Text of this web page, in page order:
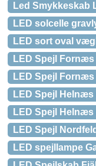
Led Smykkeskab
LED solcelle
LED sort oval
LED Spejl Fornæs
LED Spejl
LED Spejl
LED Spejl
LED Spejl
LED spejllampe